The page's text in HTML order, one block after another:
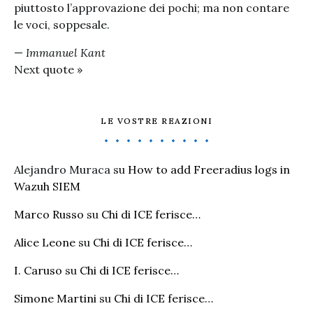
piuttosto l’approvazione dei pochi; ma non contare
le voci, soppesale.
— Immanuel Kant
Next quote »
LE VOSTRE REAZIONI
Alejandro Muraca su How to add Freeradius logs in
Wazuh SIEM
Marco Russo su Chi di ICE ferisce…
Alice Leone su Chi di ICE ferisce…
I. Caruso su Chi di ICE ferisce…
Simone Martini su Chi di ICE ferisce…